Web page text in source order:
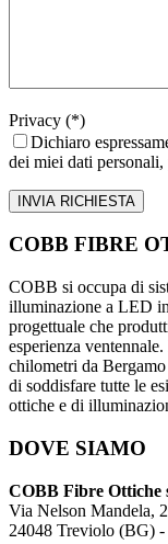
Privacy (*)
Dichiaro
dei miei dati
COBB FIBRE
COBB si occupa di
illuminazione a LED
progettuale che
esperienza
chilometri da
di soddisfare tutte le
ottiche e di
DOVE SIAMO
COBB Fibre Ottiche
Via Nelson Mandela,
24048 Treviolo (BG)